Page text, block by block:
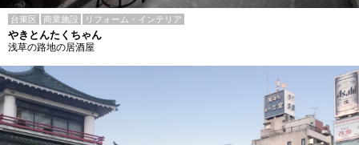
台東区 商業施設 リフォーム・インテリア
やきとんたくちゃん
浅草の路地の居酒屋